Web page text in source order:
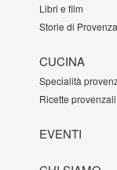
Libri e film
Storie di Provenza
CUCINA
Specialità
Ricette
EVENTI